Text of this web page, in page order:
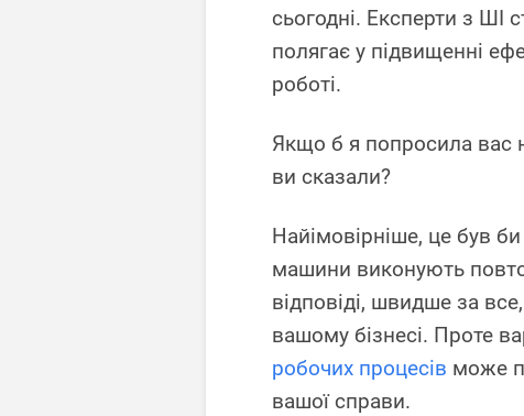
сьогодні. Експерти з ШІ
полягає у підвищенні
роботі.
Якщо б я попросила вас
ви сказали?
Найімовірніше, це був
машини виконують
відповіді, швидше за
вашому бізнесі. Проте
робочих процесів може
вашої справи.